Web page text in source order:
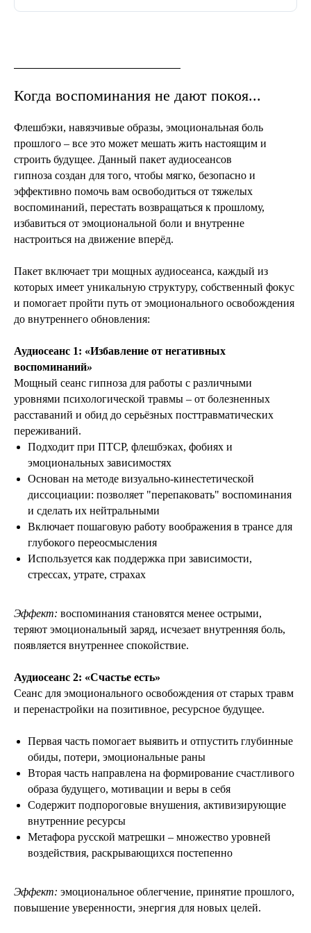
Когда воспоминания не дают покоя...
Флешбэки, навязчивые образы, эмоциональная боль
прошлого – все это может мешать жить настоящим и
строить будущее. Данный пакет аудиосеансов
гипноза создан для того, чтобы мягко, безопасно и
эффективно помочь вам освободиться от тяжелых
воспоминаний, перестать возвращаться к прошлому,
избавиться от эмоциональной боли и внутренне
настроиться на движение вперёд.
Пакет включает три мощных аудиосеанса, каждый из
которых имеет уникальную структуру, собственный фокус
и помогает пройти путь от эмоционального освобождения
до внутреннего обновления:
Аудиосеанс 1: «Избавление от негативных
воспоминаний»
Мощный сеанс гипноза для работы с различными
уровнями психологической травмы – от болезненных
расставаний и обид до серьёзных посттравматических
переживаний.
Подходит при ПТСР, флешбэках, фобиях и
эмоциональных зависимостях
Основан на методе визуально-кинестетической
диссоциации: позволяет "перепаковать" воспоминания
и сделать их нейтральными
Включает пошаговую работу воображения в трансе для
глубокого переосмысления
Используется как поддержка при зависимости,
стрессах, утрате, страхах
Эффект: воспоминания становятся менее острыми,
теряют эмоциональный заряд, исчезает внутренняя боль,
появляется внутреннее спокойствие.
Аудиосеанс 2: «Счастье есть»
Сеанс для эмоционального освобождения от старых травм
и перенастройки на позитивное, ресурсное будущее.
Первая часть помогает выявить и отпустить глубинные
обиды, потери, эмоциональные раны
Вторая часть направлена на формирование счастливого
образа будущего, мотивации и веры в себя
Содержит подпороговые внушения, активизирующие
внутренние ресурсы
Метафора русской матрешки – множество уровней
воздействия, раскрывающихся постепенно
Эффект: эмоциональное облегчение, принятие прошлого,
повышение уверенности, энергия для новых целей.